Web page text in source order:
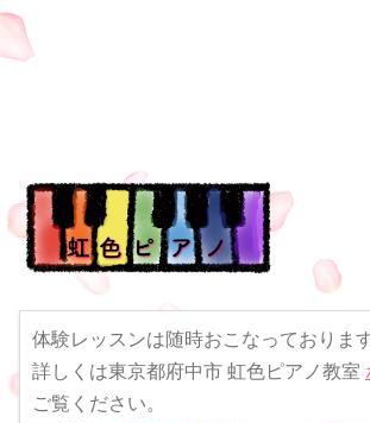
体験レッスンは随時おこなっております
詳しくは東京都府中市 虹色ピアノ教室
ご覧ください。